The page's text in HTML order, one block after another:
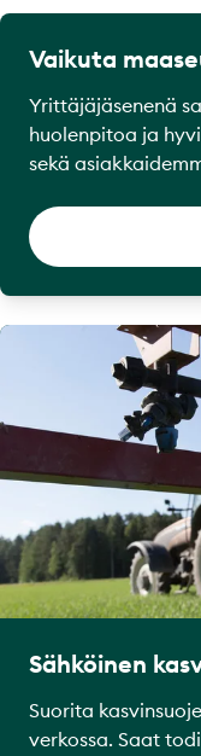
Vaikuta
Yrittäjäjäsenenä
huolenpitoa ja
sekä
Sähköinen
Suorita
verkossa. Saat